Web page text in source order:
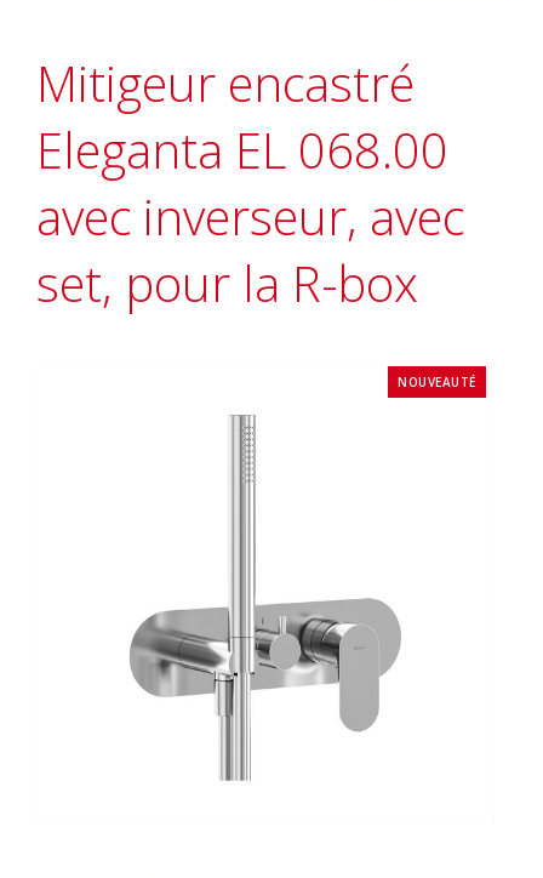
Mitigeur encastré
Eleganta EL 068.00
avec inverseur, avec
set, pour la R-box
NOUVEAUTÉ